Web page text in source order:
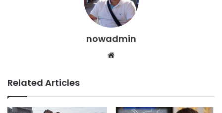
nowadmin
Website
Related Articles